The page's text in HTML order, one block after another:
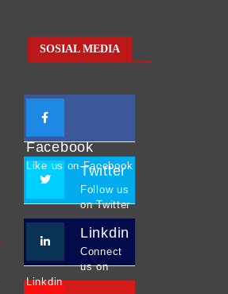
SOSIAL MEDIA
Facebook
Like us on Facebook
Twitter
Follow us
on Twitter
Linkdin
Connect
us on
Linkdin